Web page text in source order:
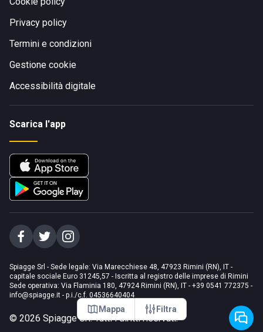
Mappa Filtra
Privacy policy
Termini e condizioni
Gestione cookie
Accessibilità digitale
Scarica l'app
Spiagge Srl - Sede legale: Via Marecchiese 48, 47923 Rimini (RN), IT -
capitale sociale Euro 31245,57 - Iscritta al registro delle imprese di Rimini
Sede operativa: Via Flaminia 180, 47924 Rimini (RN), IT - +39 0541 772375 -
info@spiagge.it - p.i./c.f. 04536640404
© 2026 Spiagge Srl. Tutti i diritti riservati.